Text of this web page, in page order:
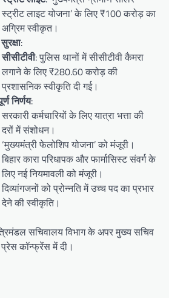
स्ट्रीट लाइट योजना’ के लिए ₹100 करोड़ का
अग्रिम स्वीकृत।
:
सीसीटीवी: पुलिस थानों में सीसीटीवी कैमरा
लगाने के लिए ₹280.60 करोड़ की
प्रशासनिक स्वीकृति दी गई।
निर्णय:
सरकारी कर्मचारियों के लिए यात्रा भत्ता की
दरों में संशोधन।
‘मुख्यमंत्री फेलोशिप योजना’ को मंजूरी।
बिहार कारा परिधापक और फार्मासिस्ट संवर्ग के
लिए नई नियमावली को मंजूरी।
दिव्यांगजनों को प्रोन्नति में उच्च पद का प्रभार
देने की स्वीकृति।
सचिवालय विभाग के अपर मुख्य सचिव
कॉन्फ्रेंस में दी।